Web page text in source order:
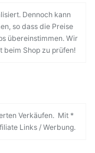
Dennoch kann
so dass die Preise
übereinstimmen. Wir
beim Shop zu prüfen!
Verkäufen. Mit *
Links / Werbung.